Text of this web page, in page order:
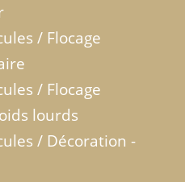
/ Flocage
/ Flocage
lourds
/ Décoration -